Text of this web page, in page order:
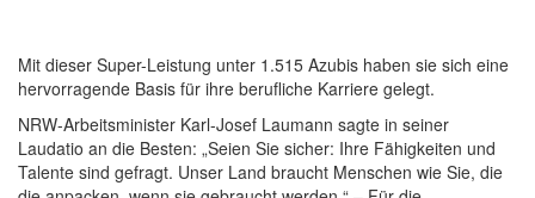
Mit dieser Super-Leistung unter 1.515 Azubis haben sie sich eine
hervorragende Basis für ihre berufliche Karriere gelegt.
NRW-Arbeitsminister Karl-Josef Laumann sagte in seiner
Laudatio an die Besten: „Seien Sie sicher: Ihre Fähigkeiten und
Talente sind gefragt. Unser Land braucht Menschen wie Sie, die